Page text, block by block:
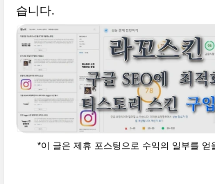
습니다.
*이 글은 제휴 포스팅으로 수익의 일부를 얻